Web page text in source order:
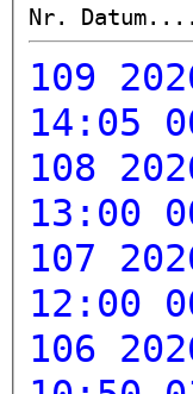
Nr.
109
14:05
108
13:00
107
12:00
106